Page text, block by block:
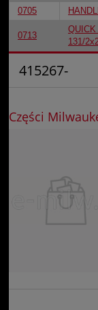
0705
0713
QUICK
131/
415267-
Części